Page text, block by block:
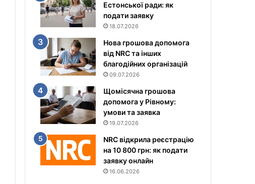
Естонської ради: як
подати заявку
18.07.2026
Нова грошова допомога
від NRC та інших
благодійних організацій
09.07.2026
Щомісячна грошова
допомога у Рівному:
умови та заявка
19.07.2026
NRC відкрила реєстрацію
на 10 800 грн: як подати
заявку онлайн
16.06.2026